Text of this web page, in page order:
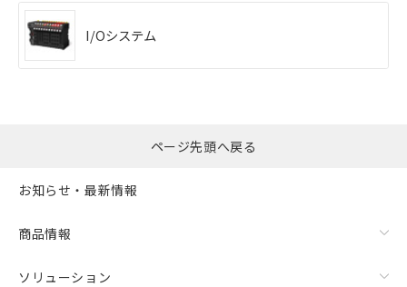
I/Oシステム
ページ先頭へ戻る
お知らせ・最新情報
商品情報
ソリューション